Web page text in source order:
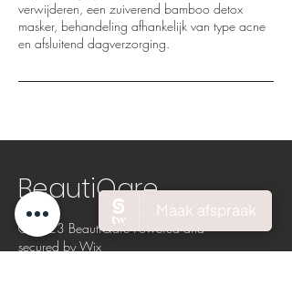
verwijderen, een zuiverend bamboo detox
masker, behandeling afhankelijk van type acne
en afsluitend dagverzorging.
BeautiQare
© 2023 BeautiQare Powered and
secured byWix